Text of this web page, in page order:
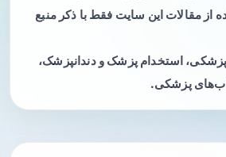
از مقالات این سایت فقط با ذکر منبع
استخدام پزشک و دندانپزشک،